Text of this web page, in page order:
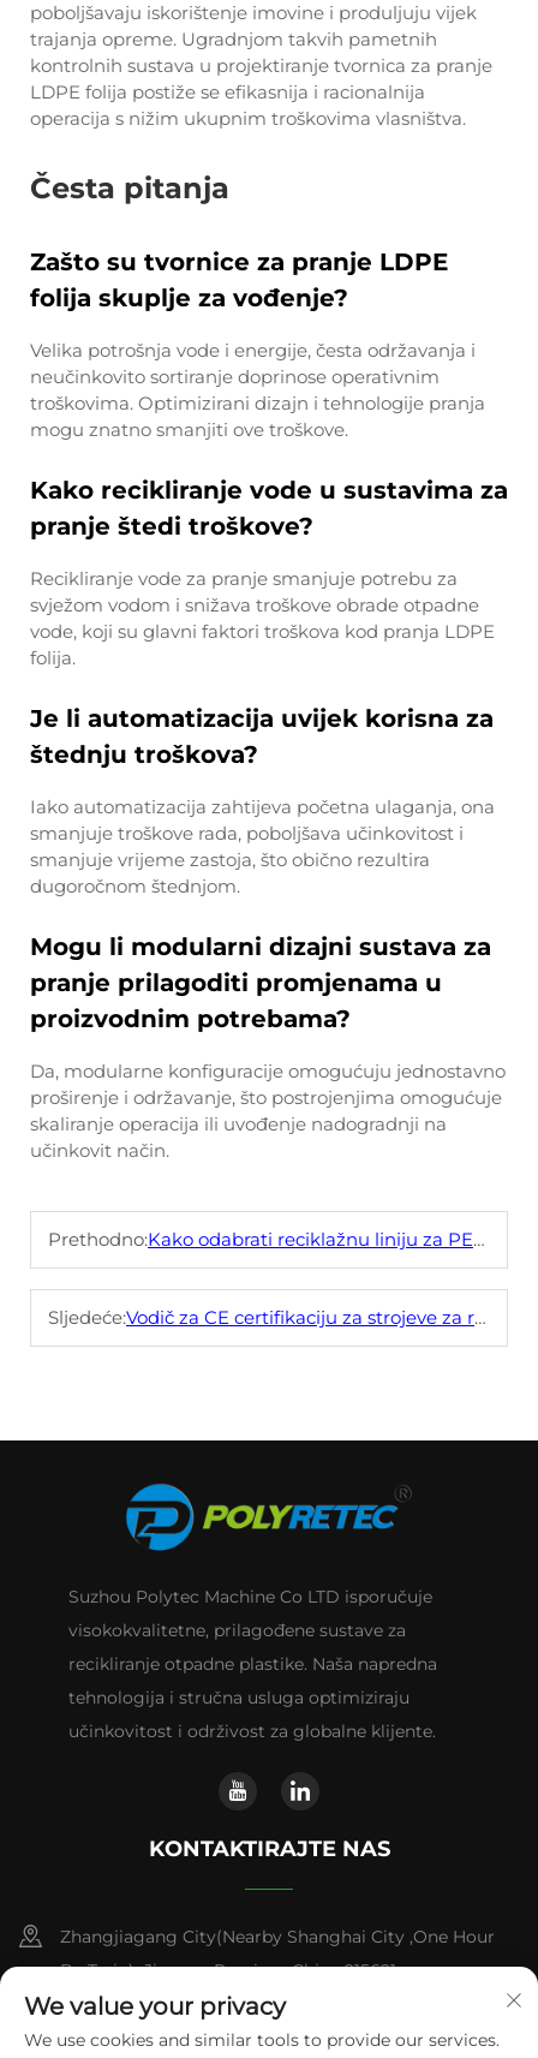
poboljšavaju iskorištenje imovine i produljuju vijek
trajanja opreme. Ugradnjom takvih pametnih
kontrolnih sustava u projektiranje tvornica za pranje
LDPE folija postiže se efikasnija i racionalnija
operacija s nižim ukupnim troškovima vlasništva.
Česta pitanja
Zašto su tvornice za pranje LDPE
folija skuplje za vođenje?
Velika potrošnja vode i energije, česta održavanja i
neučinkovito sortiranje doprinose operativnim
troškovima. Optimizirani dizajn i tehnologije pranja
mogu znatno smanjiti ove troškove.
Kako recikliranje vode u sustavima za
pranje štedi troškove?
Recikliranje vode za pranje smanjuje potrebu za
svježom vodom i snižava troškove obrade otpadne
vode, koji su glavni faktori troškova kod pranja LDPE
folija.
Je li automatizacija uvijek korisna za
štednju troškova?
Iako automatizacija zahtijeva početna ulaganja, ona
smanjuje troškove rada, poboljšava učinkovitost i
smanjuje vrijeme zastoja, što obično rezultira
dugoročnom štednjom.
Mogu li modularni dizajni sustava za
pranje prilagoditi promjenama u
proizvodnim potrebama?
Da, modularne konfiguracije omogućuju jednostavno
proširenje i održavanje, što postrojenjima omogućuje
skaliranje operacija ili uvođenje nadogradnji na
učinkovit način.
Prethodno:Kako odabrati reciklažnu liniju za PET boce u vlakna? (Kapacitet 10006000kg/h)
Sljedeće:Vodič za CE certifikaciju za strojeve za reciklažu plastike
Suzhou Polytec Machine Co LTD isporučuje
visokokvalitetne, prilagođene sustave za
recikliranje otpadne plastike. Naša napredna
tehnologija i stručna usluga optimiziraju
učinkovitost i održivost za globalne klijente.
KONTAKTIRAJTE NAS
Zhangjiagang City(Nearby Shanghai City ,One Hour
By Train) ,Jiangsu Province,China 215621
+86-13338664103
We value your privacy
We use cookies and similar tools to provide our services.